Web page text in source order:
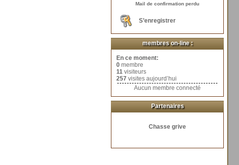
Mail de confirmation perdu
S’enregistrer
membres on-line :
En ce moment:
0 membre
11 visiteurs
257 visites aujourd’hui
Aucun membre connecté
Partenaires
Chasse grive